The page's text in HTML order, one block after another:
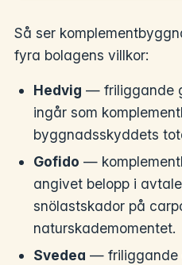
Så ser
fyra bolagens villkor:
Hedvig — friliggande
ingår som
byggnadsskyddets
Gofido —
angivet belopp i
snölastskador på
naturskademomentet.
Svedea — friliggande